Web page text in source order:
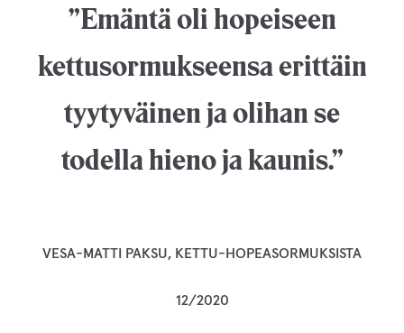
”Emäntä oli hopeiseen
kettusormukseensa erittäin
tyytyväinen ja olihan se
todella hieno ja kaunis.”
VESA-MATTI PAKSU, KETTU-HOPEASORMUKSISTA
12/2020